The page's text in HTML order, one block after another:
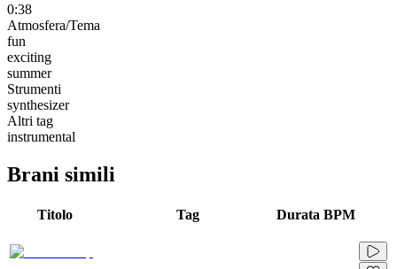
0:38
Atmosfera/Tema
fun
exciting
summer
Strumenti
synthesizer
Altri tag
instrumental
Brani simili
Titolo Tag Durata BPM